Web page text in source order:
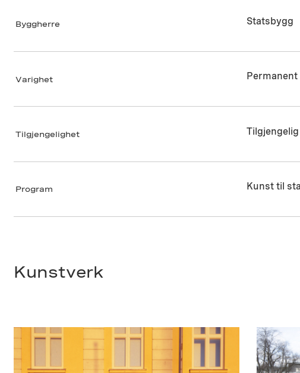
Byggherre Statsbygg
Varighet Permanent
Tilgjengelighet
Program Kunst til
Kunstverk